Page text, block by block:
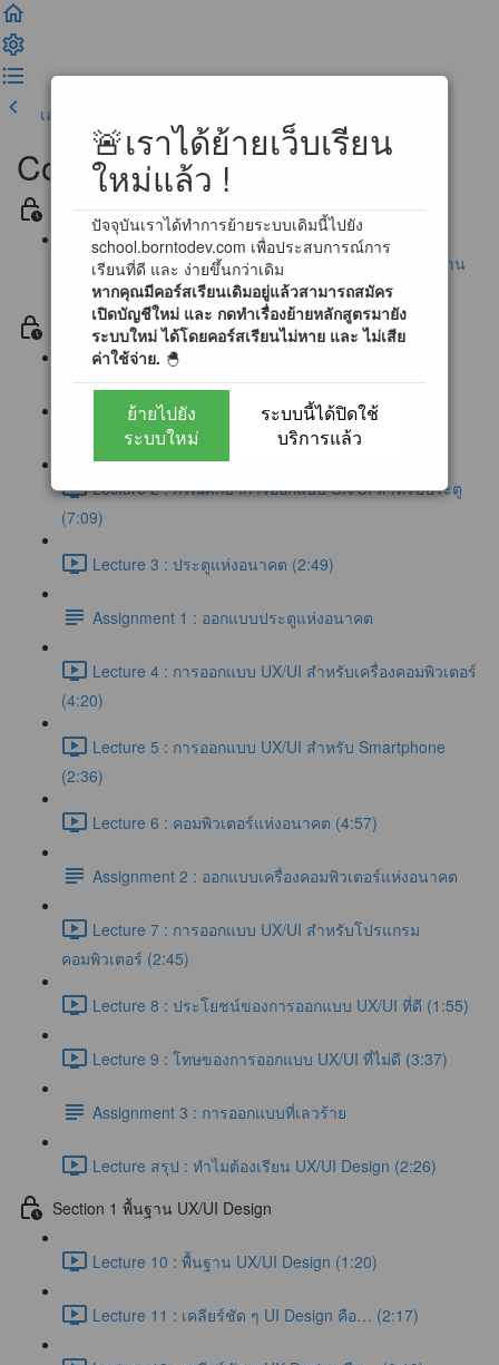
🚨เราได้ย้ายเว็บเรียน
ใหม่แล้ว !
ปัจจุบันเราได้ทำการย้ายระบบเดิมนี้ไปยัง
school.borntodev.com เพื่อประสบการณ์การ
เรียนที่ดี และ ง่ายขึ้นกว่าเดิม
หากคุณมีคอร์สเรียนเดิมอยู่แล้วสามารถสมัคร
เปิดบัญชีใหม่ และ กดทำเรื่องย้ายหลักสูตรมายัง
ระบบใหม่ ได้โดยคอร์สเรียนไม่หาย และ ไม่เสีย
ค่าใช้จ่าย. 🐣
ย้ายไปยัง
ระบบใหม่
ระบบนี้ได้ปิดใช้
บริการแล้ว
เลคเชอร์ก่อนหน้า
Complete UX/UI Design
Section ประกาศ / ข้อตกลงสำหรับการเรียนรู้
นโยบายการตอบคำถามข้อสงสัย และ การสนับสนุนผ่าน
Community
Section 0 โลกของ UX/UI Design (Free)
Lecture 0 : First step to UX/UI Designer (1:16)
Lecture 1 : ประตูแห่งการออกแบบ UX/UI (2:12)
Lecture 2 : กรณีศึกษาการออกแบบ UX/UI สำหรับประตู
(7:09)
Lecture 3 : ประตูแห่งอนาคต (2:49)
Assignment 1 : ออกแบบประตูแห่งอนาคต
Lecture 4 : การออกแบบ UX/UI สำหรับเครื่องคอมพิวเตอร์
(4:20)
Lecture 5 : การออกแบบ UX/UI สำหรับ Smartphone
(2:36)
Lecture 6 : คอมพิวเตอร์แห่งอนาคต (4:57)
Assignment 2 : ออกแบบเครื่องคอมพิวเตอร์แห่งอนาคต
Lecture 7 : การออกแบบ UX/UI สำหรับโปรแกรม
คอมพิวเตอร์ (2:45)
Lecture 8 : ประโยชน์ของการออกแบบ UX/UI ที่ดี (1:55)
Lecture 9 : โทษของการออกแบบ UX/UI ที่ไม่ดี (3:37)
Assignment 3 : การออกแบบที่เลวร้าย
Lecture สรุป : ทำไมต้องเรียน UX/UI Design (2:26)
Section 1 พื้นฐาน UX/UI Design
Lecture 10 : พื้นฐาน UX/UI Design (1:20)
Lecture 11 : เคลียร์ชัด ๆ UI Design คือ… (2:17)